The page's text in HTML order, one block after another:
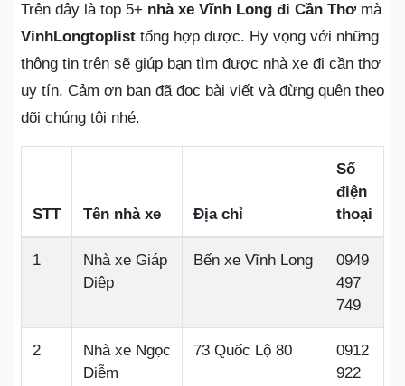
Trên đây là top 5+ nhà xe Vĩnh Long đi Cần Thơ mà
VinhLongtoplist tổng hợp được. Hy vọng với những
thông tin trên sẽ giúp bạn tìm được nhà xe đi cần thơ
uy tín. Cảm ơn bạn đã đọc bài viết và đừng quên theo
dõi chúng tôi nhé.
STT Tên nhà xe Địa chỉ
Số
điện
thoại
1
Nhà xe Giáp
Diệp
Bến xe Vĩnh Long
0949
497
749
2
Nhà xe Ngọc
Diễm
73 Quốc Lộ 80
0912
922